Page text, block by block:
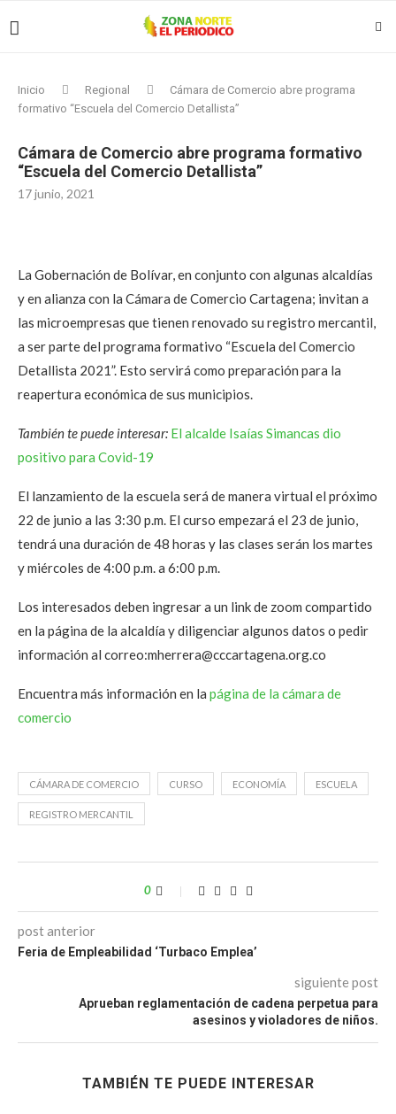
Inicio Regional
Cámara de Comercio abre programa
formativo “Escuela del Comercio Detallista”
Cámara de Comercio abre programa formativo
“Escuela del Comercio Detallista”
17 junio, 2021
La Gobernación de Bolívar, en conjunto con algunas alcaldías
y en alianza con la Cámara de Comercio Cartagena; invitan a
las microempresas que tienen renovado su registro mercantil,
a ser parte del programa formativo “Escuela del Comercio
Detallista 2021”. Esto servirá como preparación para la
reapertura económica de sus municipios.
También te puede interesar: El alcalde Isaías Simancas dio
positivo para Covid-19
El lanzamiento de la escuela será de manera virtual el próximo
22 de junio a las 3:30 p.m. El curso empezará el 23 de junio,
tendrá una duración de 48 horas y las clases serán los martes
y miércoles de 4:00 p.m. a 6:00 p.m.
Los interesados deben ingresar a un link de zoom compartido
en la página de la alcaldía y diligenciar algunos datos o pedir
información al correo:mherrera@cccartagena.org.co
Encuentra más información en la página de la cámara de
comercio
CÁMARA DE COMERCIO CURSO ECONOMÍA ESCUELA
REGISTRO MERCANTIL
0
post anterior
Feria de Empleabilidad ‘Turbaco Emplea’
siguiente post
Aprueban reglamentación de cadena perpetua para
asesinos y violadores de niños.
TAMBIÉN TE PUEDE INTERESAR